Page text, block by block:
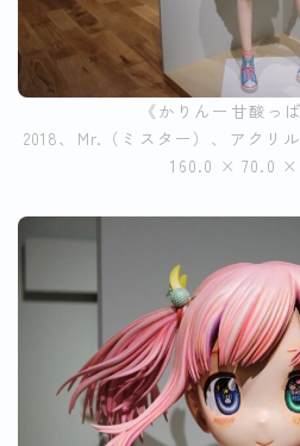
《かりんー甘酸っ
2018、Mr.（ミスター）、アクリ
160.0 × 70.0 ×